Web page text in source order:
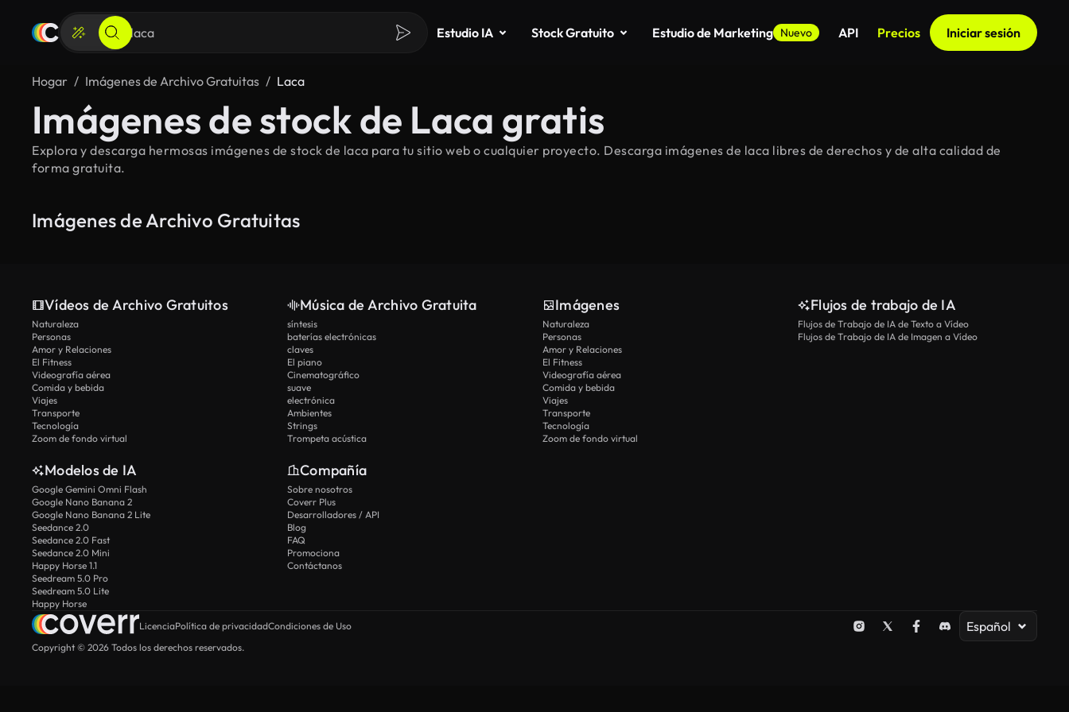
Estudio IA Stock Gratuito Estudio de Marketing Nuevo API Precios Iniciar sesión
Hogar Imágenes de Archivo Gratuitas Laca
Imágenes de stock de Laca gratis
Explora y descarga hermosas imágenes de stock de laca para tu sitio web o cualquier proyecto. Descarga imágenes de laca libres de derechos y de alta calidad de
forma gratuita.
Imágenes de Archivo Gratuitas
Vídeos de Archivo Gratuitos
Naturaleza
Personas
Amor y Relaciones
El Fitness
Videografía aérea
Comida y bebida
Viajes
Transporte
Tecnología
Zoom de fondo virtual
Música de Archivo Gratuita
síntesis
baterías electrónicas
claves
El piano
Cinematográfico
suave
electrónica
Ambientes
Strings
Trompeta acústica
Imágenes
Naturaleza
Personas
Amor y Relaciones
El Fitness
Videografía aérea
Comida y bebida
Viajes
Transporte
Tecnología
Zoom de fondo virtual
Flujos de trabajo de IA
Flujos de Trabajo de IA de Texto a Vídeo
Flujos de Trabajo de IA de Imagen a Vídeo
Modelos de IA
Google Gemini Omni Flash
Google Nano Banana 2
Google Nano Banana 2 Lite
Seedance 2.0
Seedance 2.0 Fast
Seedance 2.0 Mini
Happy Horse 1.1
Seedream 5.0 Pro
Seedream 5.0 Lite
Happy Horse
Compañía
Sobre nosotros
Coverr Plus
Desarrolladores / API
Blog
FAQ
Promociona
Contáctanos
LicenciaPolítica de privacidadCondiciones de Uso Español
Copyright © 2026 Todos los derechos reservados.